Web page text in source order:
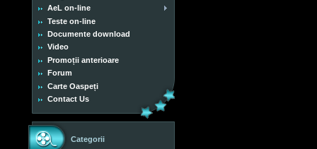
AeL on-line
Teste on-line
Documente download
Video
Promoții anterioare
Forum
Carte Oaspeți
Contact Us
Categorii